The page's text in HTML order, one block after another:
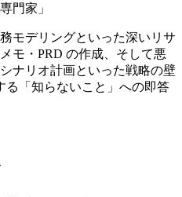
門家 」
モデリングといった深いリサ
モ・PRD の作成、そして悪
ナリオ計画といった戦略の壁
る「知らないこと」への即答